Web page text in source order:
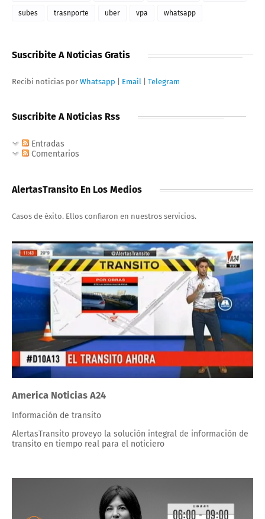
subes trasnporte uber vpa whatsapp
Suscribite A Noticias Gratis
Recibi noticias por Whatsapp Email Telegram
Suscribite A Noticias Rss
Entradas
Comentarios
AlertasTransito En Los Medios
Casos de éxito. Ellos confiaron en nuestros servicios.
America Noticias A24
Información de transito
AlertasTransito proveyo la solución integral de información de
transito en tiempo real para el noticiero